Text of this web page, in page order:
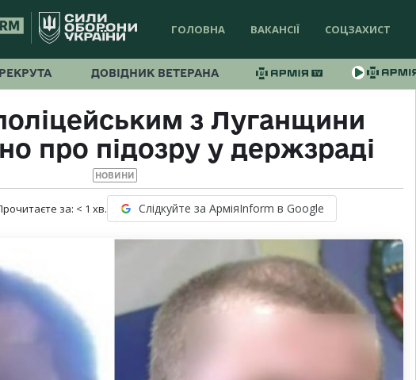
ГОЛОВНА ВАКАНСІЇ СОЦЗАХИСТ
ДОВІДНИК ВЕТЕРАНА
з Луганщини
про підозру у держзраді
НОВИНИ
за: < 1 хв. Слідкуйте за АрміяInform в Google